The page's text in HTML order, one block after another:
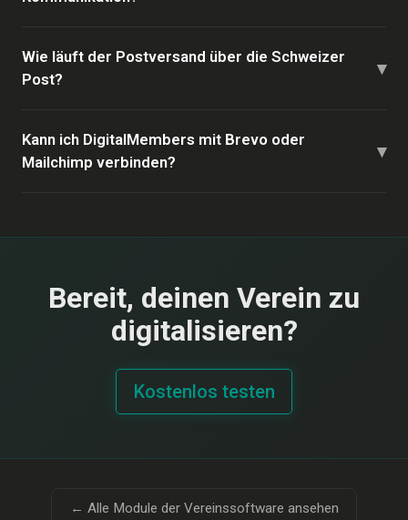
Wie läuft der Postversand über die Schweizer
Post?
▾
Kann ich DigitalMembers mit Brevo oder
Mailchimp verbinden?
▾
Bereit, deinen Verein zu
digitalisieren?
Kostenlos testen
← Alle Module der Vereinssoftware ansehen